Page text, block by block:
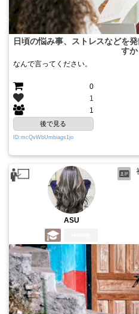
日頃の悩み事、ストレスなどを
すか
なんで言ってください。
0
1
1
後で見る
ID:mcQvWbUmbiags1jo
ASU